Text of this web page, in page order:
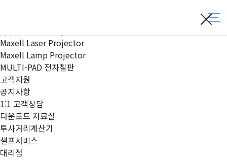
Maxell Laser Projector
Maxell Lamp Projector
MULTI-PAD 전자칠판
고객지원
공지사항
1:1 고객상담
다운로드 자료실
투사거리계산기
셀프서비스
대리점
Lifetime
Companion